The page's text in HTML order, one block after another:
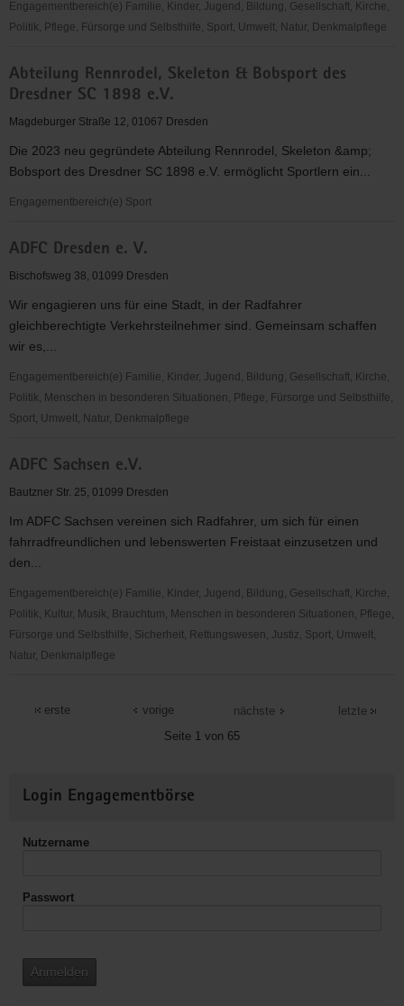
Dresden
e.V.
Engagementbereich(e) Familie, Kinder, Jugend, Bildung, Gesellschaft, Kirche,
Politik, Pflege, Fürsorge und Selbsthilfe, Sport, Umwelt, Natur, Denkmalpflege
Klettern
im
TSV
e.
V.
Abteilung Rennrodel, Skeleton & Bobsport des
Dresdner SC 1898 e.V.
Magdeburger Straße 12, 01067 Dresden
Die 2023 neu gegründete Abteilung Rennrodel, Skeleton &amp;
Bobsport des Dresdner SC 1898 e.V. ermöglicht Sportlern ein...
Engagementbereich(e) Sport
Rennrodel,
Skeleton
Bobsport
des
Dresdner
SC
1898
e.V.
ADFC Dresden e. V.
Bischofsweg 38, 01099 Dresden
Wir engagieren uns für eine Stadt, in der Radfahrer
gleichberechtigte Verkehrsteilnehmer sind. Gemeinsam schaffen
wir es,...
Engagementbereich(e) Familie, Kinder, Jugend, Bildung, Gesellschaft, Kirche,
Politik, Menschen in besonderen Situationen, Pflege, Fürsorge und Selbsthilfe,
Sport, Umwelt, Natur, Denkmalpflege
Dresden
e.
ADFC Sachsen e.V.
Bautzner Str. 25, 01099 Dresden
Im ADFC Sachsen vereinen sich Radfahrer, um sich für einen
fahrradfreundlichen und lebenswerten Freistaat einzusetzen und
den...
Engagementbereich(e) Familie, Kinder, Jugend, Bildung, Gesellschaft, Kirche,
Politik, Kultur, Musik, Brauchtum, Menschen in besonderen Situationen, Pflege,
Fürsorge und Selbsthilfe, Sicherheit, Rettungswesen, Justiz, Sport, Umwelt,
Natur, Denkmalpflege
erste
vorige
Seite 1 von 65
nächste letzte
Informationen
Login Engagementbörse
Nutzername
Passwort
Anmelden